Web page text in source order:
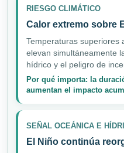
RIESGO CLIMÁTICO
Calor extremo sobre
Temperaturas superiores
elevan simultáneamente
hídrico y el peligro de
Por qué importa: la
aumentan el impacto
SEÑAL OCEÁNICA E
El Niño continúa